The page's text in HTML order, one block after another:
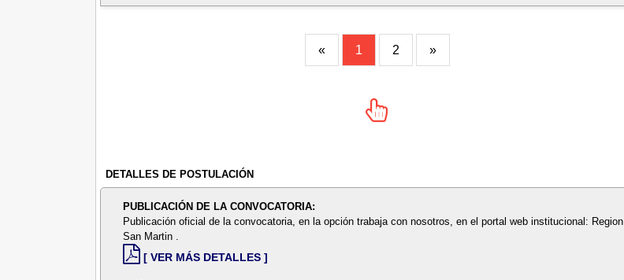
« 1 2 »
DETALLES DE POSTULACIÓN
PUBLICACIÓN DE LA CONVOCATORIA:
Publicación oficial de la convocatoria, en la opción trabaja con nosotros, en el portal web institucional: Region
San Martin .
[ VER MÁS DETALLES ]